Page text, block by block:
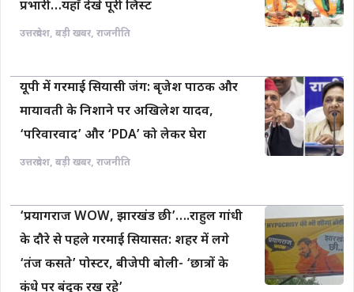
प्रभारी…यहाँ देखें पूरी लिस्ट
उत्तरप्रदेश, बड़ी खबर, राजनीति
यूपी में गरमाई सियासी जंग: बृजेश पाठक और
मायावती के निशाने पर अखिलेश यादव,
‘परिवारवाद’ और ‘PDA’ को लेकर घेरा
उत्तरप्रदेश, बड़ी खबर, राजनीति
‘प्रयागराज WOW, झारखंड छी’….राहुल गांधी
के दौरे से पहले गरमाई सियासत: शहर में लगे
‘तंज कसते’ पोस्टर, बीजेपी बोली- ‘छात्रों के